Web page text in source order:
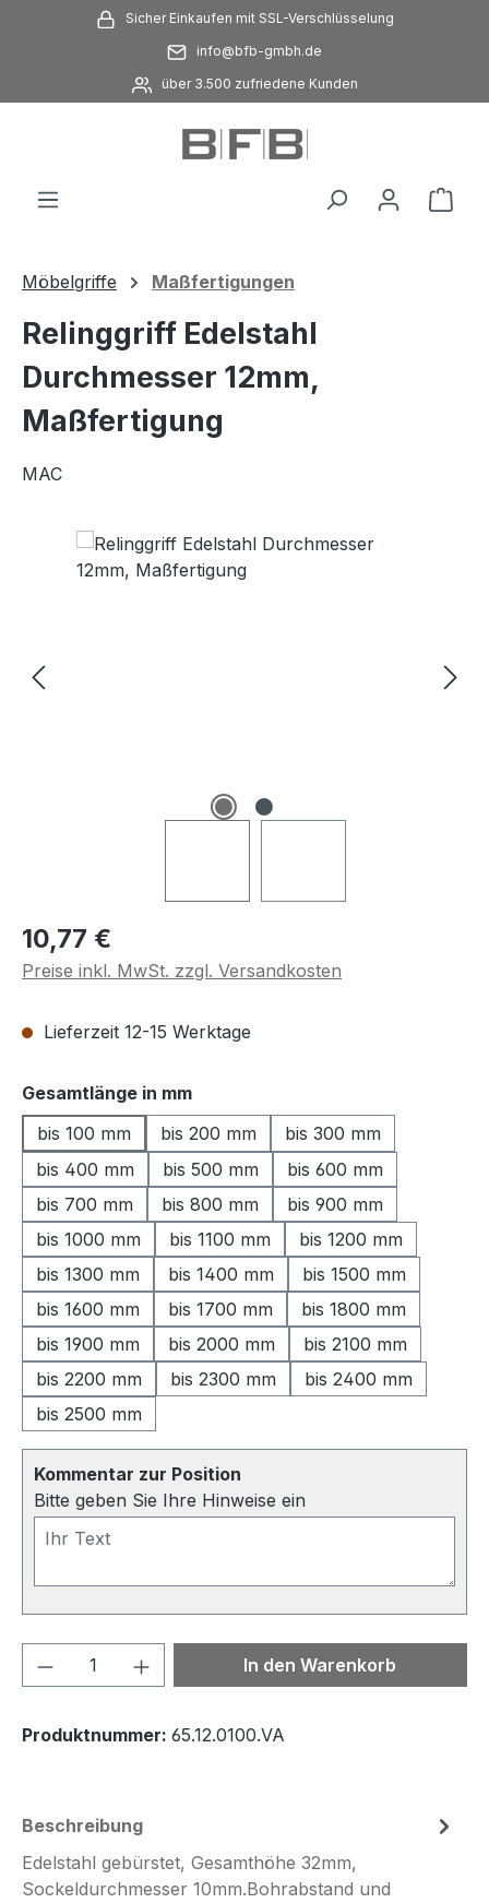
Zum Hauptinhalt springenSicher Einkaufen mit SSL-Verschlüsselung
info@bfb-gmbh.de
über 3.500 zufriedene Kunden
Möbelgriffe Maßfertigungen
Relinggriff Edelstahl
Durchmesser 12mm,
Maßfertigung
MAC
Regulärer Preis:
10,77 €
Preise inkl. MwSt. zzgl. Versandkosten
Lieferzeit 12-15 Werktage
Gesamtlänge in mmauswählen
bis 100 mm
bis 200 mm
bis 300 mm
bis 400 mm
bis 500 mm
bis 600 mm
bis 700 mm
bis 800 mm
bis 900 mm
bis 1000 mm
bis 1100 mm
bis 1200 mm
bis 1300 mm
bis 1400 mm
bis 1500 mm
bis 1600 mm
bis 1700 mm
bis 1800 mm
bis 1900 mm
bis 2000 mm
bis 2100 mm
bis 2200 mm
bis 2300 mm
bis 2400 mm
bis 2500 mm
Kommentar zur Position
Bitte geben Sie Ihre Hinweise ein
Produkt Anzahl: Gib denIn den Warenkorb
Produktnummer: 65.12.0100.VA
Beschreibung
Edelstahl gebürstet, Gesamthöhe 32mm,
Sockeldurchmesser 10mm.Bohrabstand und